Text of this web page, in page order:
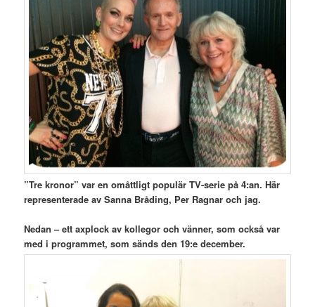
”Tre kronor” var en omåttligt populär TV-serie på 4:an. Här
representerade av Sanna Bråding, Per Ragnar och jag.
Nedan – ett axplock av kollegor och vänner, som också var
med i programmet, som sänds den 19:e december.